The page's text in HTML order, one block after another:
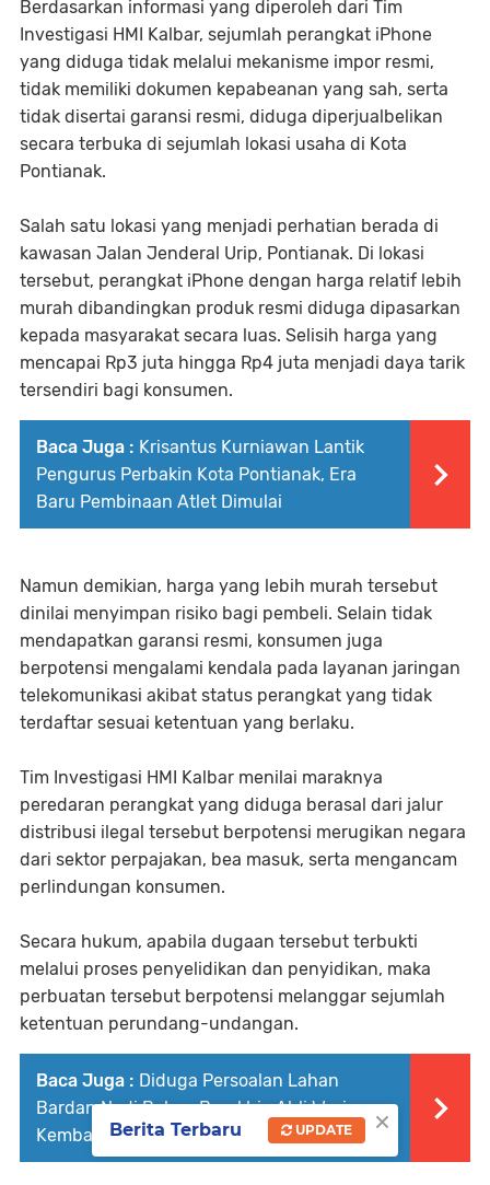
Berdasarkan informasi yang diperoleh dari Tim
Investigasi HMI Kalbar, sejumlah perangkat iPhone
yang diduga tidak melalui mekanisme impor resmi,
tidak memiliki dokumen kepabeanan yang sah, serta
tidak disertai garansi resmi, diduga diperjualbelikan
secara terbuka di sejumlah lokasi usaha di Kota
Pontianak.
Salah satu lokasi yang menjadi perhatian berada di
kawasan Jalan Jenderal Urip, Pontianak. Di lokasi
tersebut, perangkat iPhone dengan harga relatif lebih
murah dibandingkan produk resmi diduga dipasarkan
kepada masyarakat secara luas. Selisih harga yang
mencapai Rp3 juta hingga Rp4 juta menjadi daya tarik
tersendiri bagi konsumen.
Baca Juga : Krisantus Kurniawan Lantik
Pengurus Perbakin Kota Pontianak, Era
Baru Pembinaan Atlet Dimulai
Namun demikian, harga yang lebih murah tersebut
dinilai menyimpan risiko bagi pembeli. Selain tidak
mendapatkan garansi resmi, konsumen juga
berpotensi mengalami kendala pada layanan jaringan
telekomunikasi akibat status perangkat yang tidak
terdaftar sesuai ketentuan yang berlaku.
Tim Investigasi HMI Kalbar menilai maraknya
peredaran perangkat yang diduga berasal dari jalur
distribusi ilegal tersebut berpotensi merugikan negara
dari sektor perpajakan, bea masuk, serta mengancam
perlindungan konsumen.
Secara hukum, apabila dugaan tersebut terbukti
melalui proses penyelidikan dan penyidikan, maka
perbuatan tersebut berpotensi melanggar sejumlah
ketentuan perundang-undangan.
Baca Juga : Diduga Persoalan Lahan
Bardan Nadi Belum Berakhir, Ahli Waris
Kembali Ajukan Gugatan ke PN Landak
×
Berita Terbaru UPDATE